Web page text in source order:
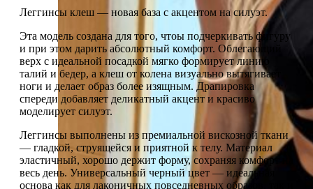
Леггинсы клеш — новая база с акцентом на силуэт.
Эта модель создана для того, чтоы подчеркивать фигуру
и при этом дарить абсолютный комфорт. Облегающий
верх с идеальной посадкой мягко формирует линию
талий и бедер, а клеш от колена визуально вытягивает
ноги и делает образ более изящным. Драпировка
спереди добавляет деликатный акцент и красиво
моделирует силуэт.
Леггинсы выполнены из премиальной вискозной ткани
— гладкой, струящейся и приятной к телу. Материал
эластичный, хорошо держит форму, сохраняя комфорт на
весь день. Универсальный черный цвет — идеальная
основа как для лаконичных повседневных образов, так и